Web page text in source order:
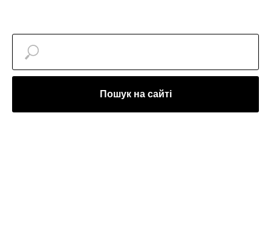
Пошук на сайті